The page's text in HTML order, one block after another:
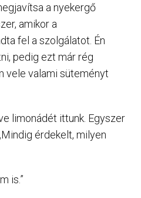
a nyekergő
amikor a
fel a szolgálatot. Én
pedig ezt már rég
vele valami süteményt
limonádét ittunk. Egyszer
érdekelt, milyen
is.”